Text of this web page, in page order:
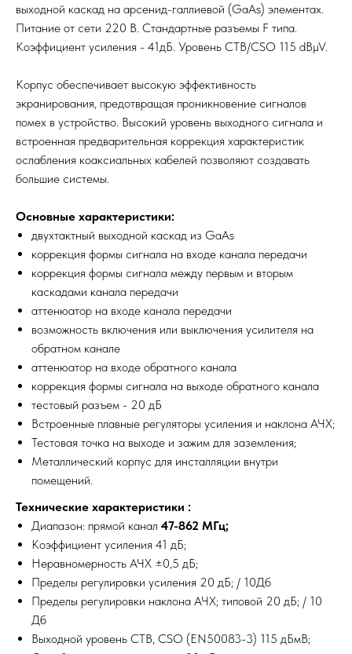
выходной каскад на арсенид-галлиевой (GaAs) элементах.
Питание от сети 220 В. Стандартные разъемы F типа.
Коэффициент усиления - 41дБ. Уровень CTB/CSO 115 dBµV.
Корпус обеспечивает высокую эффективность
экранирования, предотвращая проникновение сигналов
помех в устройство. Высокий уровень выходного сигнала и
встроенная предварительная коррекция характеристик
ослабления коаксиальных кабелей позволяют создавать
большие системы.
Основные характеристики:
двухтактный выходной каскад из GaAs
коррекция формы сигнала на входе канала передачи
коррекция формы сигнала между первым и вторым
каскадами канала передачи
аттенюатор на входе канала передачи
возможность включения или выключения усилителя на
обратном канале
аттенюатор на входе обратного канала
коррекция формы сигнала на выходе обратного канала
тестовый разъем - 20 дБ
Встроенные плавные регуляторы усиления и наклона АЧХ;
Тестовая точка на выходе и зажим для заземления;
Металлический корпус для инсталляции внутри
помещений.
Технические характеристики :
Диапазон: прямой канал 47-862 МГц;
Коэффициент усиления 41 дБ;
Неравномерность АЧХ ±0,5 дБ;
Пределы регулировки усиления 20 дБ; / 10Дб
Пределы регулировки наклона АЧХ; типовой 20 дБ; / 10
Дб
Выходной уровень CTB, CSO (EN50083-3) 115 дБмВ;